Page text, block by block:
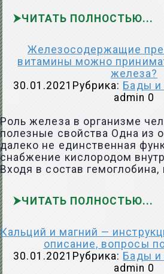
ЧИТАТЬ ПОЛНОСТЬЮ
Железосодержащие
витамины можно
железа?
30.01.2021 Рубрика: Бады
admin 0
Роль железа в организме
полезные свойства Одна из
далеко не единственная
снабжение кислородом
Входя в состав гемоглобина,
ЧИТАТЬ ПОЛНОСТЬЮ
Кальций и магний —
описание, вопросы
30.01.2021 Рубрика: Бады
admin 0